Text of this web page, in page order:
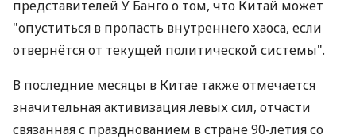
представителей У Банго о том, что Китай может
"опуститься в пропасть внутреннего хаоса, если
отвернётся от текущей политической системы".
В последние месяцы в Китае также отмечается
значительная активизация левых сил, отчасти
связанная с празднованием в стране 90-летия со